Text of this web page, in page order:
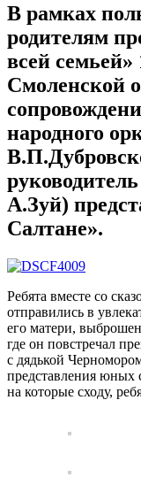
В рамках
родителям
всей семьей»
Смоленской
народного
А.Зуй)
Салтане».
Ребята вместе со
отправились в
его матери,
где он повстречал
с дядькой
представления юных
на которые сходу,